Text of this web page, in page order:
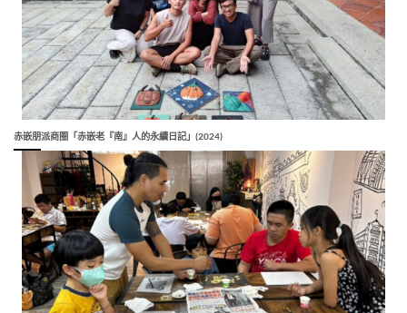
赤嵌朋派商圈「赤嵌老『南』人的永續日記」(2024)